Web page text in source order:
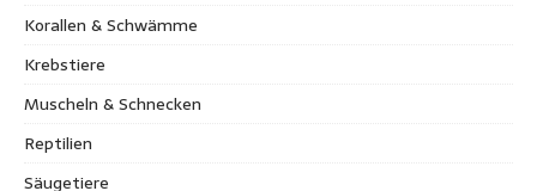
Korallen & Schwämme
Krebstiere
Muscheln & Schnecken
Reptilien
Säugetiere